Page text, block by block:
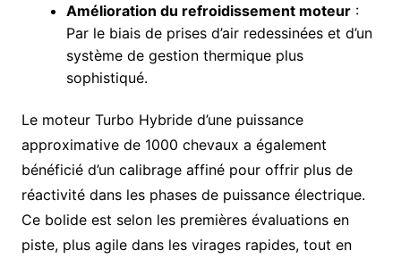
Amélioration du refroidissement moteur:
Par le biais de prises d’air redessinées et d’un
système de gestion thermique plus
sophistiqué.
Le moteur Turbo Hybride d’une puissance
approximative de 1000 chevaux a également
bénéficié d’un calibrage affiné pour offrir plus de
réactivité dans les phases de puissance électrique.
Ce bolide est selon les premières évaluations en
piste, plus agile dans les virages rapides, tout en